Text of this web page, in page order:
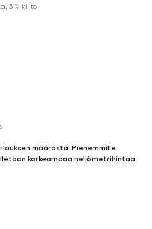
5 % kiilto
määrästä. Pienemmille
korkeampaa neliömetrihintaa.